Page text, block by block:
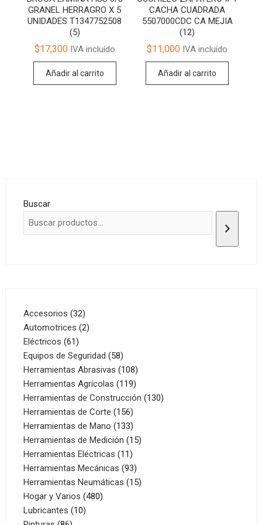
GRANEL HERRAGRO X 5
UNIDADES T1347752508
(5)
$17,300IVA incluído
Añadir al carrito
CACHA CUADRADA
5507000CDC CA MEJIA
(12)
$11,000 IVA incluído
Añadir al carrito
Buscar
Accesorios 3232
productos
Automotrices 22
Eléctricos 6161
productos
Equipos de Seguridad 5858
productos
Herramientas Abrasivas 108108
productos
Herramientas Agrícolas 119119
productos
Herramientas de Construcción 130130
Herramientas de Corte 156156
productos
Herramientas de Mano 133133
productos
Herramientas de Medición 1515
Herramientas Eléctricas 1111
productos
Herramientas Mecánicas 9393
productos
Herramientas Neumáticas 1515
Hogar y Varios 480480
Lubricantes 1010